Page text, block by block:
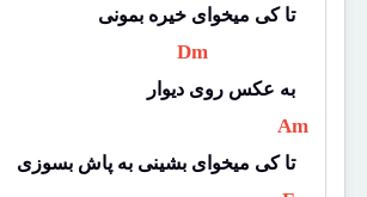
تا کی میخوای خیره بمونی
Dm
به عکس روی دیوار
Am
تا کی میخوای بشینی به پاش بسوزی